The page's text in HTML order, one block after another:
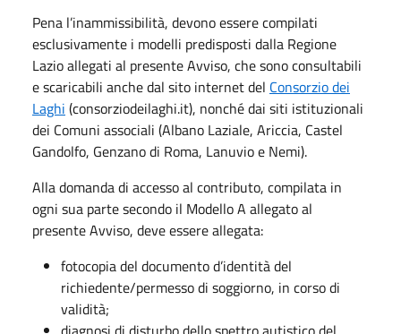
Pena l’inammissibilità, devono essere compilati
esclusivamente i modelli predisposti dalla Regione
Lazio allegati al presente Avviso, che sono consultabili
e scaricabili anche dal sito internet del Consorzio dei
Laghi (consorziodeilaghi.it), nonché dai siti istituzionali
dei Comuni associali (Albano Laziale, Ariccia, Castel
Gandolfo, Genzano di Roma, Lanuvio e Nemi).
Alla domanda di accesso al contributo, compilata in
ogni sua parte secondo il Modello A allegato al
presente Avviso, deve essere allegata:
fotocopia del documento d’identità del
richiedente/permesso di soggiorno, in corso di
validità;